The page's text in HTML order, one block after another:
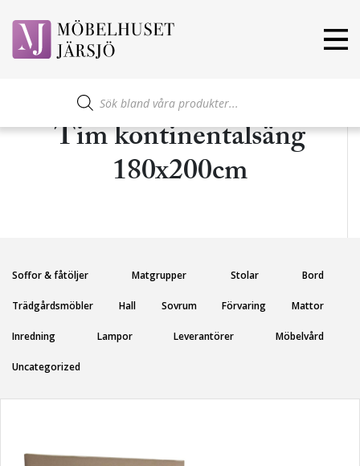
Produktsökning
Tim kontinentalsäng
180x200cm
Soffor & fåtöljer Matgrupper Stolar Bord
Trädgårdsmöbler Hall Sovrum Förvaring Mattor
Inredning Lampor Leverantörer Möbelvård
Uncategorized